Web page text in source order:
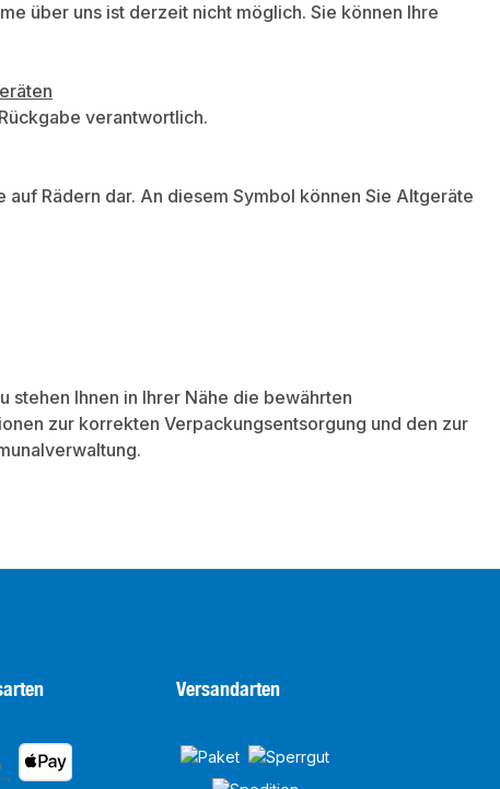
über uns ist derzeit nicht möglich. Sie können Ihre
verantwortlich.
Rädern dar. An diesem Symbol können Sie Altgeräte
stehen Ihnen in Ihrer Nähe die bewährten
zur korrekten Verpackungsentsorgung und den zur
Versandarten